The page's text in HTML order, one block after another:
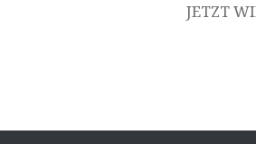
JETZT